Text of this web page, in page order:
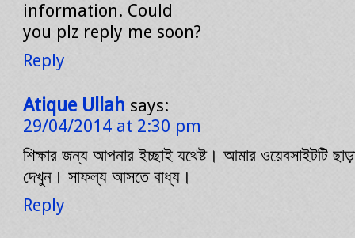
information. Could
you plz reply me soon?
Reply
Atique Ullah says:
29/04/2014 at 2:30 pm
শিক্ষার জন্য আপনার ইচ্ছাই যথেষ্ট। আমার ওয়েবসাইটটি
দেখুন। সাফল্য আসতে বাধ্য।
Reply